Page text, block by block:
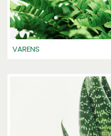
VARENS